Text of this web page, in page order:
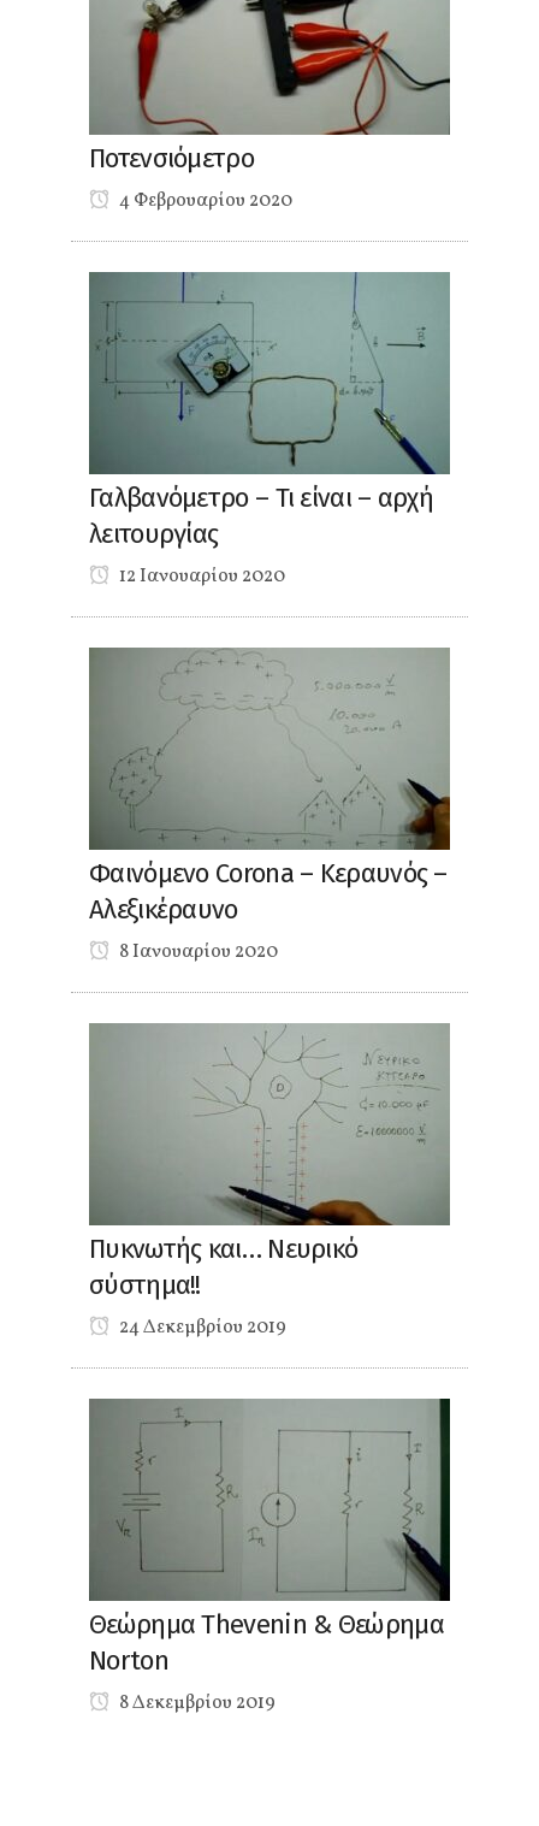
Ποτενσιόμετρο
4 Φεβρουαρίου 2020
Γαλβανόμετρο – Τι είναι – αρχή
λειτουργίας
12 Ιανουαρίου 2020
Φαινόμενο Corona – Κεραυνός –
Αλεξικέραυνο
8 Ιανουαρίου 2020
Πυκνωτής και… Νευρικό
σύστημα!!
24 Δεκεμβρίου 2019
Θεώρημα Thevenin & Θεώρημα
Norton
8 Δεκεμβρίου 2019